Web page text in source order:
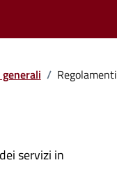
/ Regolamenti
servizi in